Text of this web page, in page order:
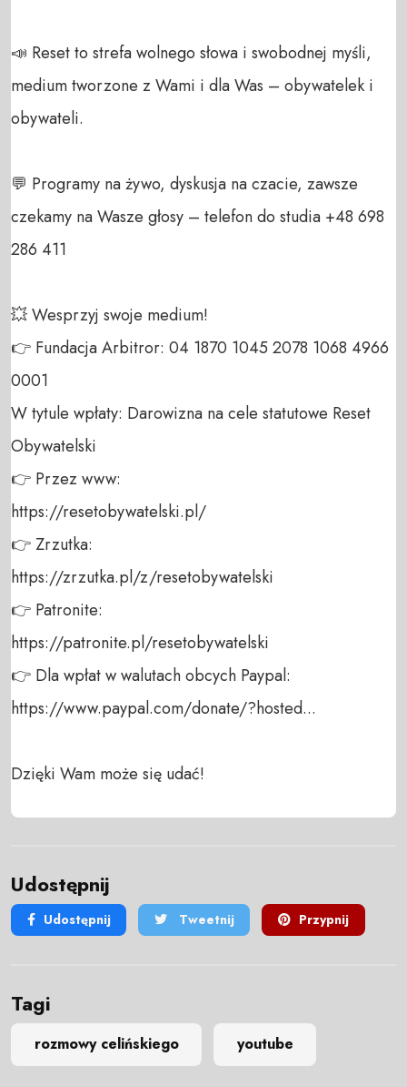
📣 Reset to strefa wolnego słowa i swobodnej myśli,
medium tworzone z Wami i dla Was – obywatelek i
obywateli.
💬 Programy na żywo, dyskusja na czacie, zawsze
czekamy na Wasze głosy – telefon do studia +48 698
286 411
💥 Wesprzyj swoje medium!
👉 Fundacja Arbitror: 04 1870 1045 2078 1068 4966
0001
W tytule wpłaty: Darowizna na cele statutowe Reset
Obywatelski
👉 Przez www:
https://resetobywatelski.pl/
👉 Zrzutka:
https://zrzutka.pl/z/resetobywatelski
👉 Patronite:
https://patronite.pl/resetobywatelski
👉 Dla wpłat w walutach obcych Paypal:
https://www.paypal.com/donate/?hosted...
Dzięki Wam może się udać!
Udostępnij
Udostępnij Tweetnij Przypnij
Tagi
rozmowy celińskiego youtube